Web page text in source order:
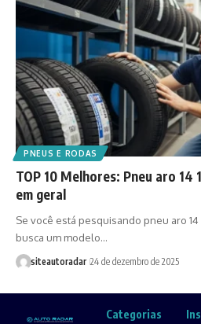
PNEUS E RODAS
TOP 10 Melhores: Pneu aro 14
em geral
Se você está pesquisando pneu aro
busca um modelo…
siteautoradar 24 de dezembro de 2025
Categorias